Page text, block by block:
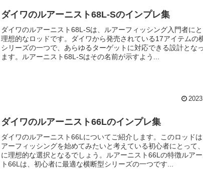
ダイワのルアーニスト68L-Sのインプレ集
ダイワのルアーニスト68L-Sは、ルアーフィッシング入門者に
理想的なロッドです。ダイワから発売されている17アイテムの
シリーズの一つで、あらゆるターゲットに対応できる設計とな
ます。ルアーニスト68L-Sはその名前が示すよう...
ダイワのルアーニスト66Lのインプレ集
ダイワのルアーニスト66Lについてご紹介します。このロッド
アーフィッシングを始めてみたいと考えている初心者にとって
に理想的な選択となるでしょう。ルアーニスト66Lの特徴ルア
ト66Lは、初心者に最適な横断型シリーズの一つです...